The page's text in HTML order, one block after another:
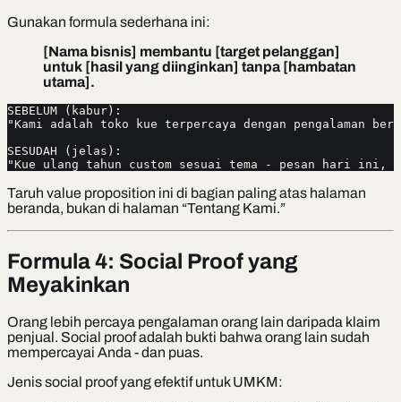
Gunakan formula sederhana ini:
[Nama bisnis] membantu [target pelanggan]
untuk [hasil yang diinginkan] tanpa [hambatan
utama].
SEBELUM (kabur):
"Kami adalah toko kue terpercaya dengan pengalaman
SESUDAH (jelas):
"Kue ulang tahun custom sesuai tema - pesan hari ini,
Taruh value proposition ini di bagian paling atas halaman
beranda, bukan di halaman “Tentang Kami.”
Formula 4: Social Proof yang
Meyakinkan
Orang lebih percaya pengalaman orang lain daripada klaim
penjual. Social proof adalah bukti bahwa orang lain sudah
mempercayai Anda - dan puas.
Jenis social proof yang efektif untuk UMKM: